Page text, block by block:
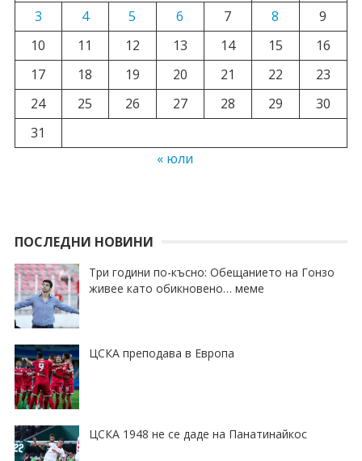
3
4 5 6 7 8
9
10
11 12 13 14 15
16
17
18 19 20 21 22
23
24
25 26 27 28 29
30
31
« юли
ПОСЛЕДНИ НОВИНИ
Три години по-късно: Обещанието на Гонзо
живее като обикновено… меме
ЦСКА преподава в Европа
ЦСКА 1948 не се даде на Панатинайкос